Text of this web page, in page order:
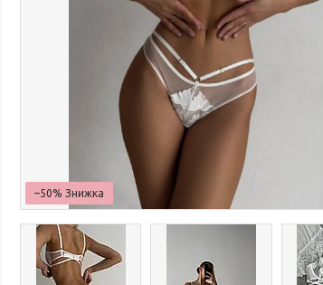
–50%